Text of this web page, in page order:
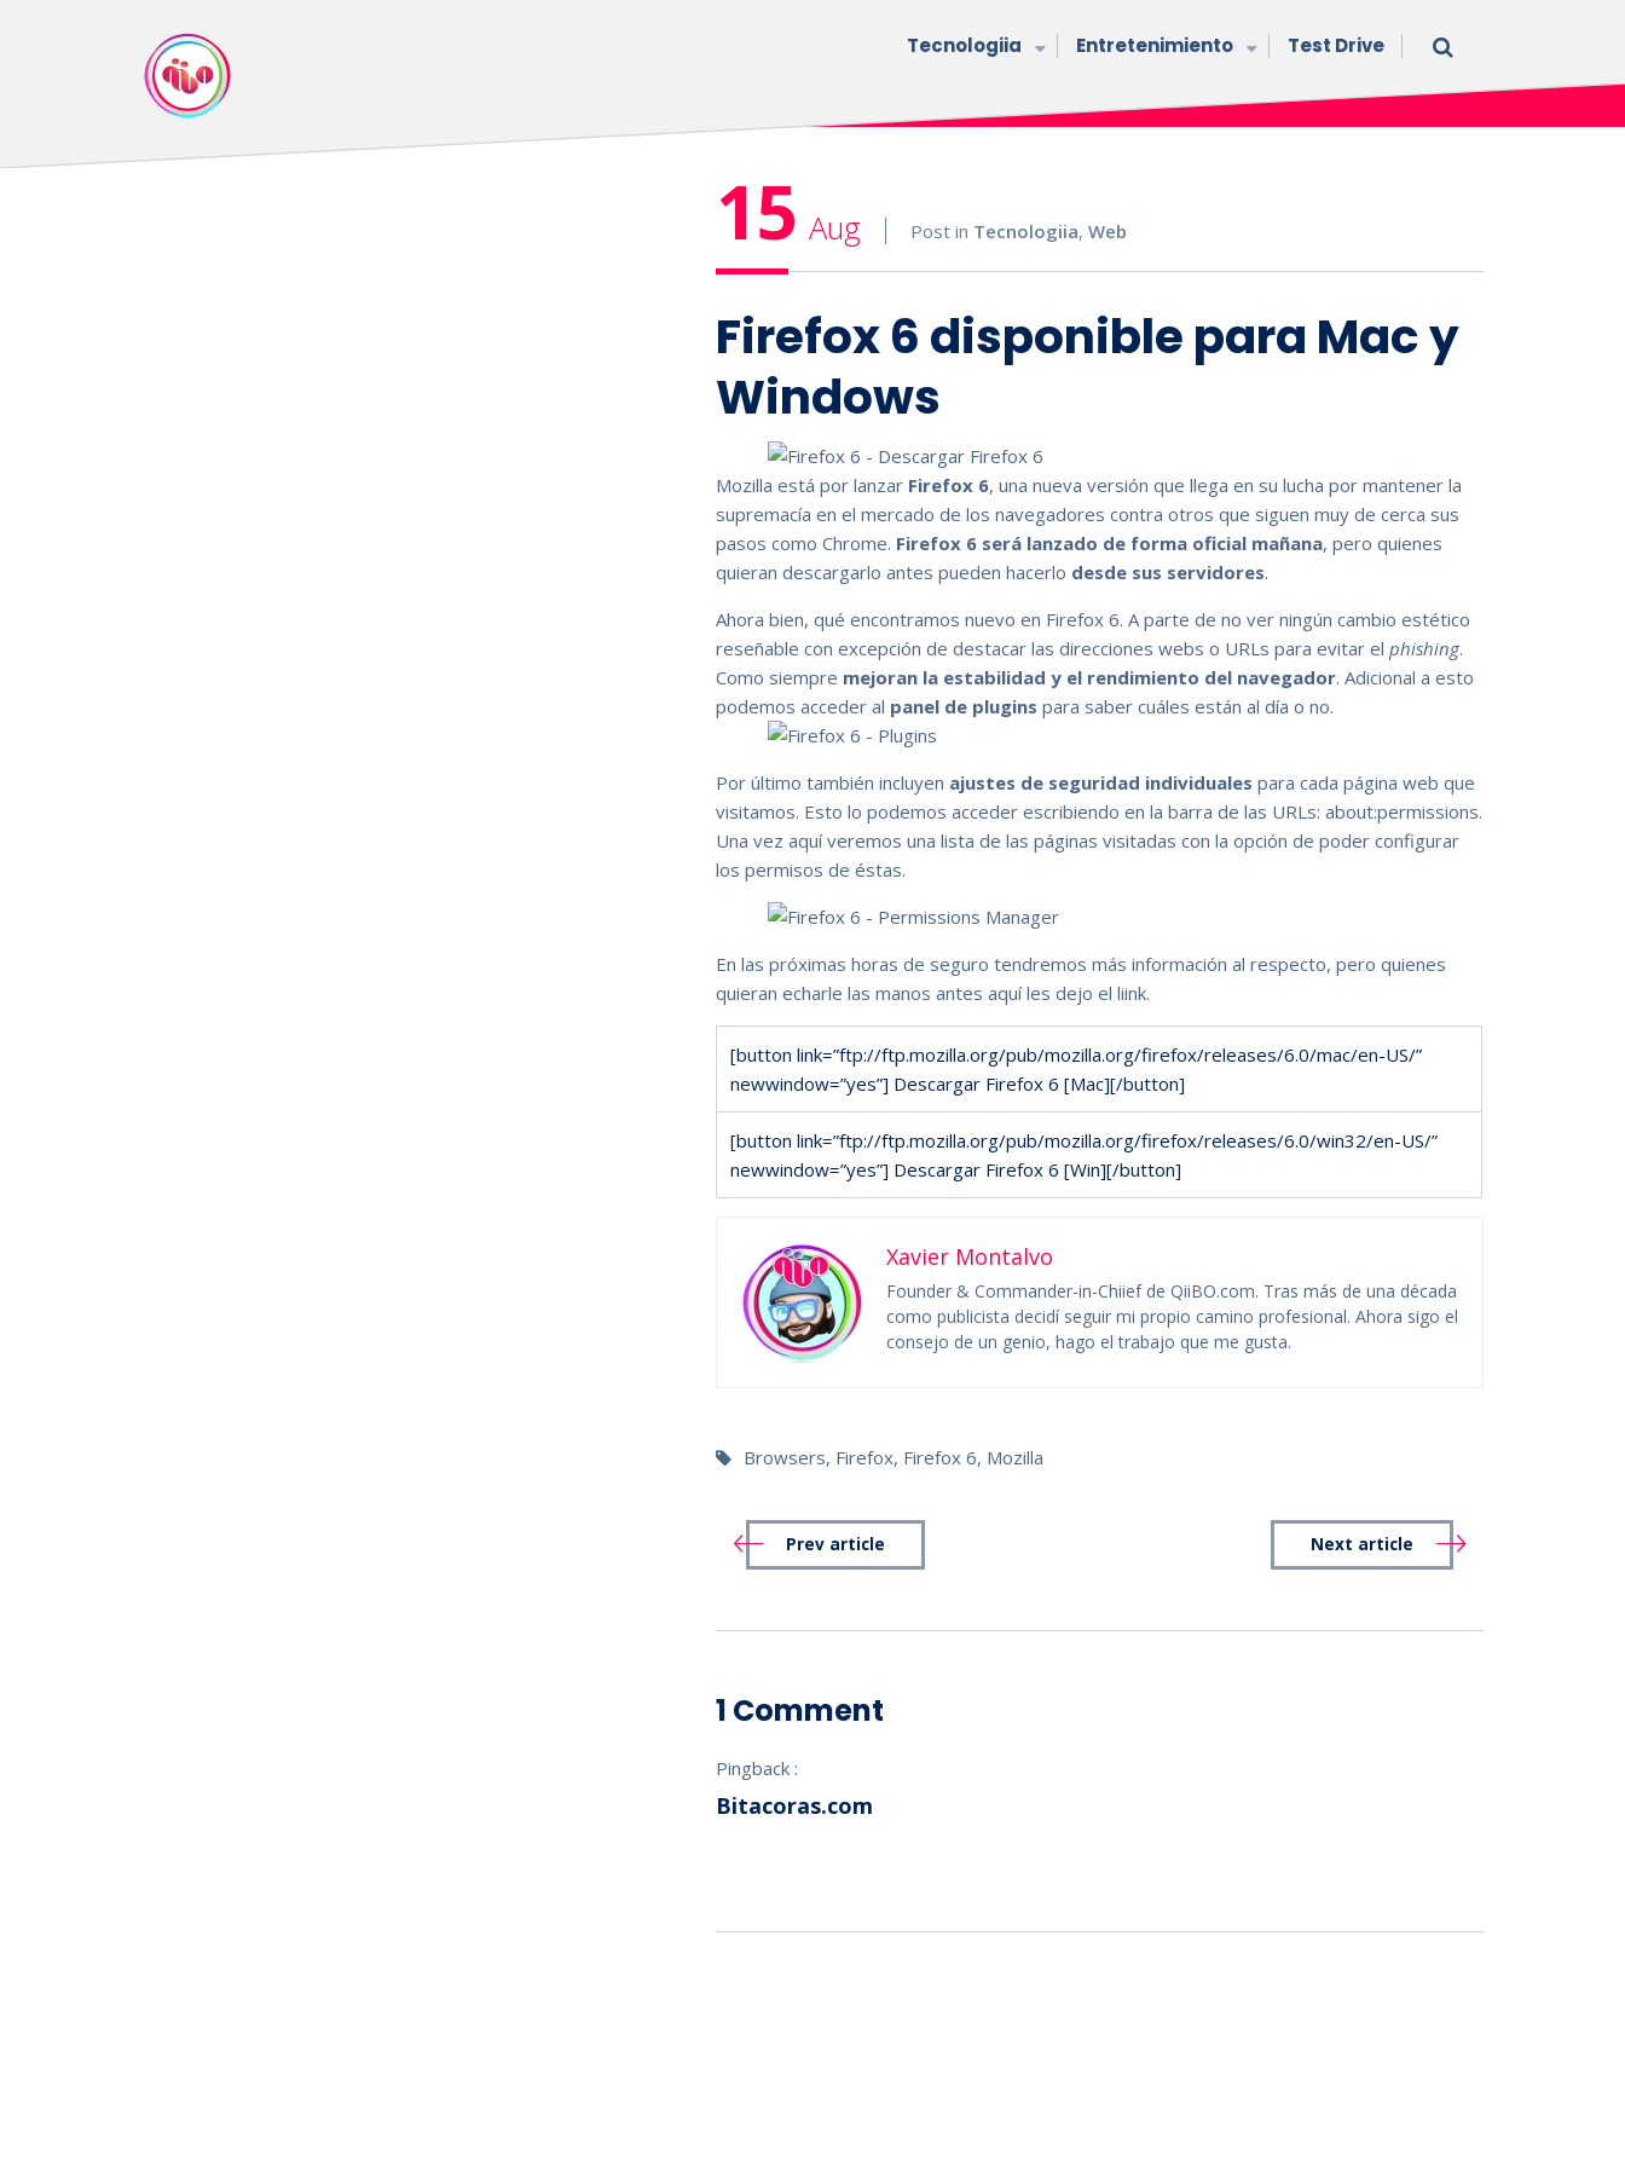
Tecnologiia Entretenimiento Test Drive
15 Aug Post in Tecnologiia,Web
Firefox 6 disponible para Mac y
Windows
Mozilla está por lanzar Firefox 6, una nueva versión que llega en su lucha por mantener la
supremacía en el mercado de los navegadores contra otros que siguen muy de cerca sus
pasos como Chrome. Firefox 6 será lanzado de forma oficial mañana, pero quienes
quieran descargarlo antes pueden hacerlo desde sus servidores.
Ahora bien, qué encontramos nuevo en Firefox 6. A parte de no ver ningún cambio estético
reseñable con excepción de destacar las direcciones webs o URLs para evitar elphishing.
Como siempre mejoran la estabilidad y el rendimiento del navegador. Adicional a esto
podemos acceder al panel de plugins para saber cuáles están al día o no.
Por último también incluyen ajustes de seguridad individuales para cada página web que
visitamos. Esto lo podemos acceder escribiendo en la barra de las URLs: about:permissions.
Una vez aquí veremos una lista de las páginas visitadas con la opción de poder configurar
los permisos de éstas.
En las próximas horas de seguro tendremos más información al respecto, pero quienes
quieran echarle las manos antes aquí les dejo el liink.
[button link=”ftp://ftp.mozilla.org/pub/mozilla.org/firefox/releases/6.0/mac/en-US/”
newwindow=”yes”] Descargar Firefox 6 [Mac][/button]
[button link=”ftp://ftp.mozilla.org/pub/mozilla.org/firefox/releases/6.0/win32/en-US/”
newwindow=”yes”] Descargar Firefox 6 [Win][/button]
Xavier Montalvo
Founder & Commander-in-Chiief de QiiBO.com. Tras más de una década
como publicista decidí seguir mi propio camino profesional. Ahora sigo el
consejo de un genio, hago el trabajo que me gusta.
Browsers, Firefox, Firefox 6, Mozilla
Prev article Next article
1 Comment
Pingback :
Bitacoras.com